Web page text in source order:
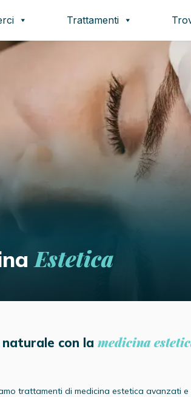
Trattamenti
Estetica
con la medicina
trattamenti di medicina estetica avanzati e